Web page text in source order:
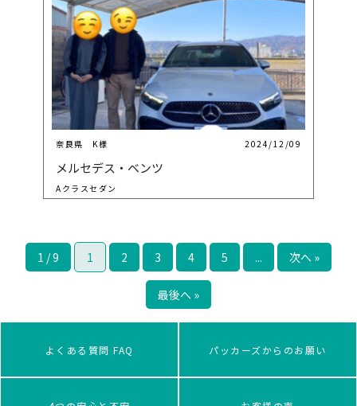
奈良県 K様 2024/12/09
メルセデス・ベンツ
Aクラスセダン
1 / 9 1 2 3 4 5 ... 次へ »
最後へ »
よくある質問 FAQ パッカーズからのお願い